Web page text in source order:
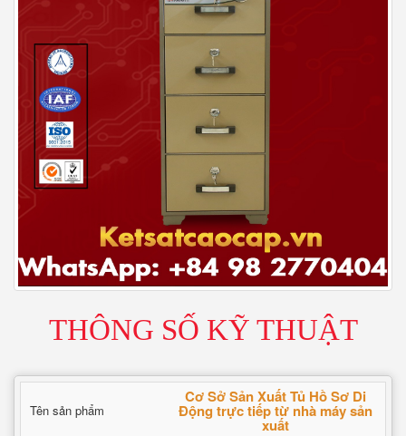
THÔNG SỐ KỸ THUẬT
Tên sản phẩm
Cơ Sở Sản Xuất Tủ Hồ Sơ Di
Động trực tiếp từ nhà máy sản
xuất